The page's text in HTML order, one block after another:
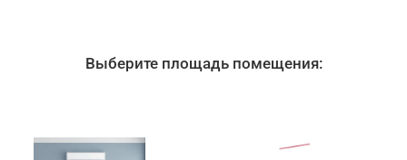
Выберите площадь помещения: